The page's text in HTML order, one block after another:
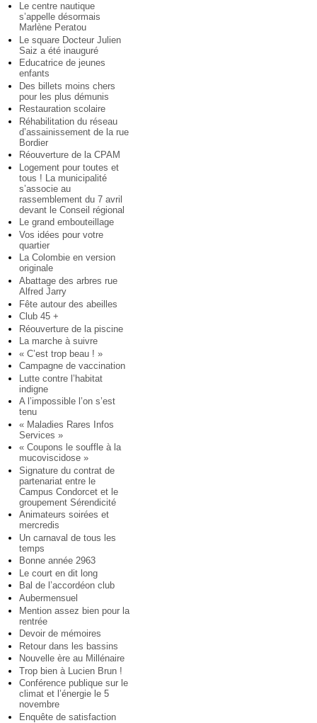
Le centre nautique
s’appelle désormais
Marlène Peratou
Le square Docteur Julien
Saiz a été inauguré
Educatrice de jeunes
enfants
Des billets moins chers
pour les plus démunis
Restauration scolaire
Réhabilitation du réseau
d’assainissement de la rue
Bordier
Réouverture de la CPAM
Logement pour toutes et
tous ! La municipalité
s’associe au
rassemblement du 7 avril
devant le Conseil régional
Le grand embouteillage
Vos idées pour votre
quartier
La Colombie en version
originale
Abattage des arbres rue
Alfred Jarry
Fête autour des abeilles
Club 45 +
Réouverture de la piscine
La marche à suivre
« C’est trop beau ! »
Campagne de vaccination
Lutte contre l’habitat
indigne
A l’impossible l’on s’est
tenu
« Maladies Rares Infos
Services »
« Coupons le souffle à la
mucoviscidose »
Signature du contrat de
partenariat entre le
Campus Condorcet et le
groupement Sérendicité
Animateurs soirées et
mercredis
Un carnaval de tous les
temps
Bonne année 2963
Le court en dit long
Bal de l’accordéon club
Aubermensuel
Mention assez bien pour la
rentrée
Devoir de mémoires
Retour dans les bassins
Nouvelle ère au Millénaire
Trop bien à Lucien Brun !
Conférence publique sur le
climat et l’énergie le 5
novembre
Enquête de satisfaction